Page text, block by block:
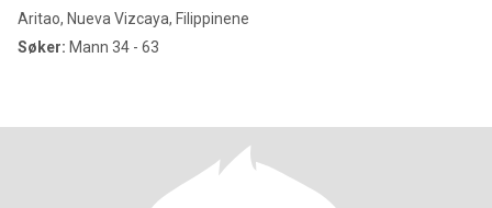
Aritao, Nueva Vizcaya, Filippinene
Søker: Mann 34 - 63